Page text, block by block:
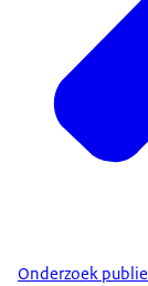
Onderzoek